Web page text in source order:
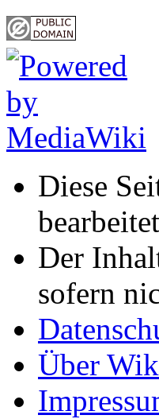
Diese
Der
sofern
Über